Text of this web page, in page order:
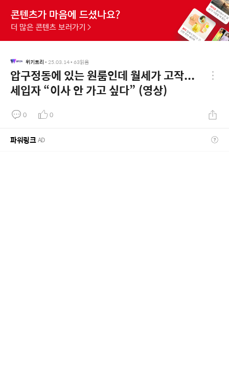
위키트리 • 25.03.14• 63읽음
압구정동에 있는 원룸인데 월세가 고작...
세입자 “이사 안 가고 싶다” (영상)
0 0
파워링크AD